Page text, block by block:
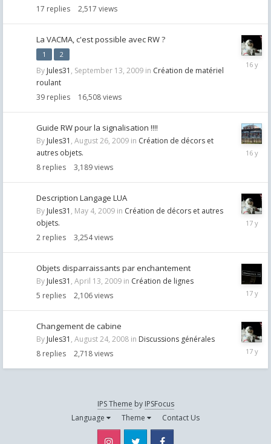
17 replies 2,517 views
La VACMA, c'est possible avec RW ?
1 2
By Jules31 , September 13, 2009 in Création de matériel
roulant
39 replies 16,508views
Guide RW pour la signalisation !!!!
By Jules31 , August 26, 2009 in Création de décors et
autres objets.
8 replies 3,189views
August
Description Langage LUA
By Jules31 , May 4, 2009 in Création de décors et autres
objets.
2 replies 3,254views
May
Objets disparraissants par enchantement
By Jules31 , April 13, 2009 in Création de lignes
5 replies 2,106views
April
2009
Changement de cabine
By Jules31 , August 24, 2008 in Discussions générales
8 replies 2,718views
August
2008
IPS Theme by IPSFocus
Language
Theme Contact Us
Instagram Twitter